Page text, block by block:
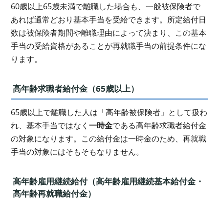
60歳以上65歳未満で離職した場合も、一般被保険者で
あれば通常どおり基本手当を受給できます。所定給付日
数は被保険者期間や離職理由によって決まり、この基本
手当の受給資格があることが再就職手当の前提条件にな
ります。
高年齢求職者給付金（65歳以上）
65歳以上で離職した人は「高年齢被保険者」として扱わ
れ、基本手当ではなく一時金である高年齢求職者給付金
の対象になります。この給付金は一時金のため、再就職
手当の対象にはそもそもなりません。
高年齢雇用継続給付（高年齢雇用継続基本給付金・
高年齢再就職給付金）